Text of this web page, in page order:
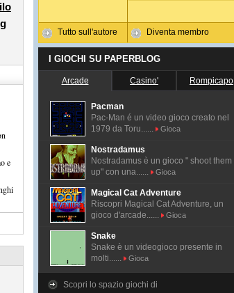
e
Tutto sull'autore Diventa membro
I GIOCHI SU PAPERBLOG
Arcade Casino' Rompicapo
Pacman
Pac-Man é un video gioco creato nel
1979 da Toru......
Gioca
Nostradamus
Nostradamus è un gioco " shoot them
up" con una......
Gioca
Magical Cat Adventure
Riscopri Magical Cat Adventure, un
gioco d'arcade......
Gioca
Snake
Snake è un videogioco presente in
molti......
Gioca
Scopri lo spazio giochi di